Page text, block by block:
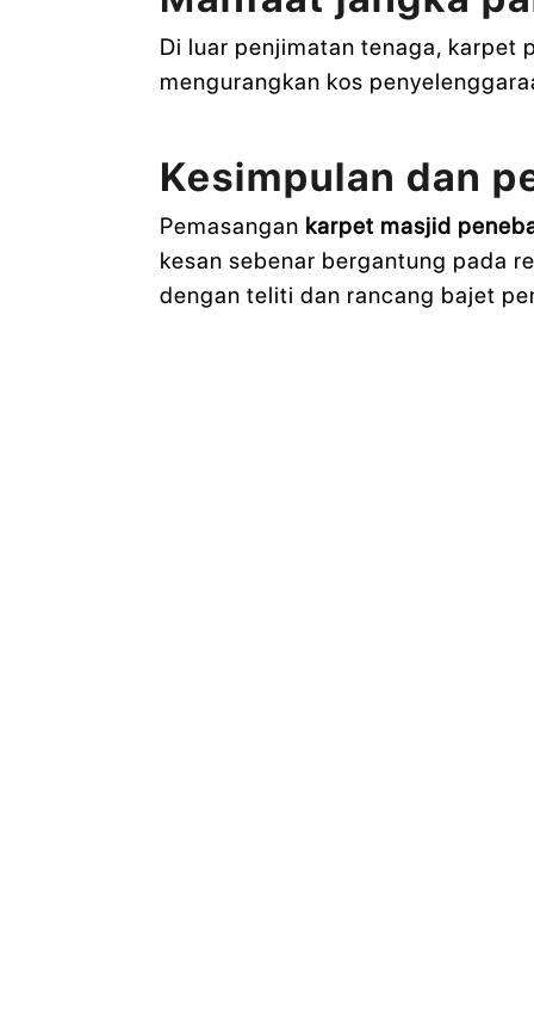
Di luar penjimatan tenaga, karpet
mengurangkan kos
Kesimpulan dan
Pemasangan karpet masjid
kesan sebenar bergantung pada
dengan teliti dan rancang bajet